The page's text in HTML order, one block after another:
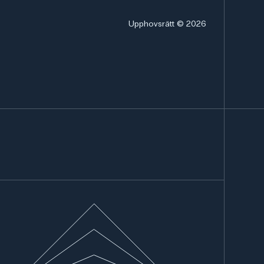
vår danska webbplats frederiksen-scientific.dk.
men översättningsfel kan förekomma.
Upphovsrätt © 2026